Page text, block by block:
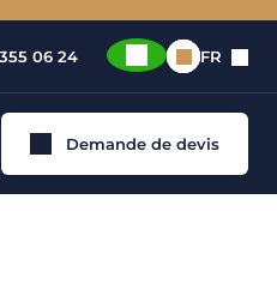
06 24 FR
Demande de devis